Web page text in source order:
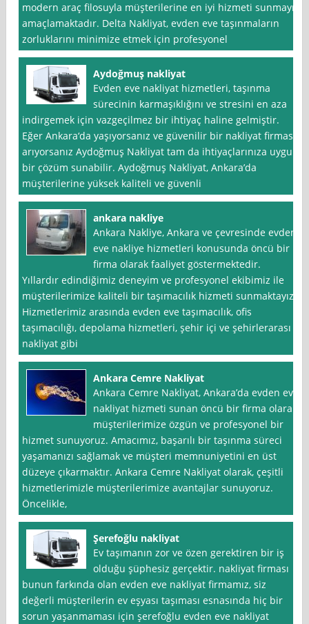
modern araç filosuyla müşterilerine en iyi hizmeti sunmayı
amaçlamaktadır. Delta Nakliyat, evden eve taşınmaların
zorluklarını minimize etmek için profesyonel
Aydoğmuş nakliyat
Evden eve nakliyat hizmetleri, taşınma
sürecinin karmaşıklığını ve stresini en aza
indirgemek için vazgeçilmez bir ihtiyaç haline gelmiştir.
Eğer Ankara‘da yaşıyorsanız ve güvenilir bir nakliyat firması
arıyorsanız Aydoğmuş Nakliyat tam da ihtiyaçlarınıza uygun
bir çözüm sunabilir. Aydoğmuş Nakliyat, Ankara’da
müşterilerine yüksek kaliteli ve güvenli
ankara nakliye
Ankara Nakliye, Ankara ve çevresinde evden
eve nakliye hizmetleri konusunda öncü bir
firma olarak faaliyet göstermektedir.
Yıllardır edindiğimiz deneyim ve profesyonel ekibimiz ile
müşterilerimize kaliteli bir taşımacılık hizmeti sunmaktayız.
Hizmetlerimiz arasında evden eve taşımacılık, ofis
taşımacılığı, depolama hizmetleri, şehir içi ve şehirlerarası
nakliyat gibi
Ankara Cemre Nakliyat
Ankara Cemre Nakliyat, Ankara’da evden eve
nakliyat hizmeti sunan öncü bir firma olarak,
müşterilerimize özgün ve profesyonel bir
hizmet sunuyoruz. Amacımız, başarılı bir taşınma süreci
yaşamanızı sağlamak ve müşteri memnuniyetini en üst
düzeye çıkarmaktır. Ankara Cemre Nakliyat olarak, çeşitli
hizmetlerimizle müşterilerimize avantajlar sunuyoruz.
Öncelikle,
Şerefoğlu nakliyat
Ev taşımanın zor ve özen gerektiren bir iş
olduğu şüphesiz gerçektir. nakliyat firması
bunun farkında olan evden eve nakliyat firmamız, siz
değerli müşterilerin ev eşyası taşıması esnasında hiç bir
sorun yaşanmaması için şerefoğlu evden eve nakliyat